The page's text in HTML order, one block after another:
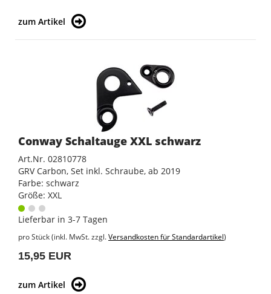
zum Artikel
Conway Schaltauge XXL schwarz
Art.Nr. 02810778
GRV Carbon, Set inkl. Schraube, ab 2019
Farbe: schwarz
Größe: XXL
Lieferbar in 3-7 Tagen
pro Stück (inkl. MwSt. zzgl.Versandkosten für Standardartikel)
15,95 EUR
zum Artikel